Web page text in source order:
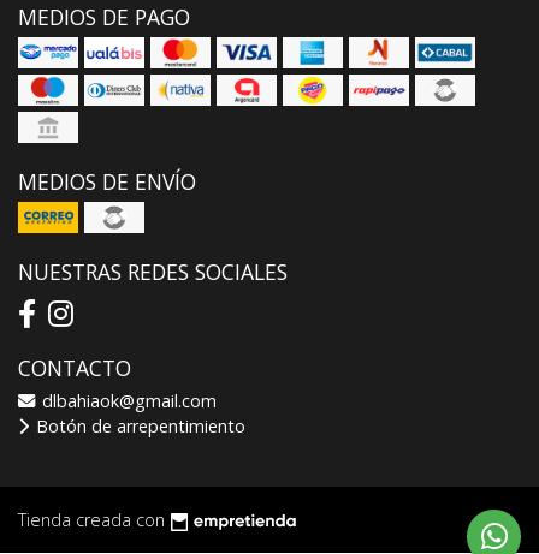
MEDIOS DE PAGO
MEDIOS DE ENVÍO
NUESTRAS REDES SOCIALES
CONTACTO
dlbahiaok@gmail.com
Botón de arrepentimiento
Tienda creada con